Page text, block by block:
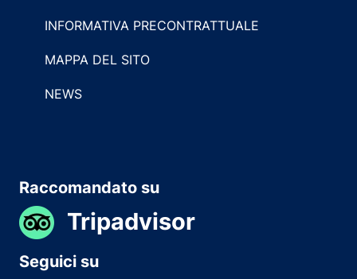
INFORMATIVA PRECONTRATTUALE
MAPPA DEL SITO
NEWS
Raccomandato su
Tripadvisor
Seguici su